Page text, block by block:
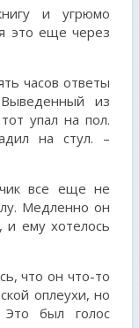
и угрюмо
это еще через
часов ответы
из
упал на пол.
на стул. –
все еще не
Медленно он
и ему хотелось
что он что-то
оплеухи, но
был голос